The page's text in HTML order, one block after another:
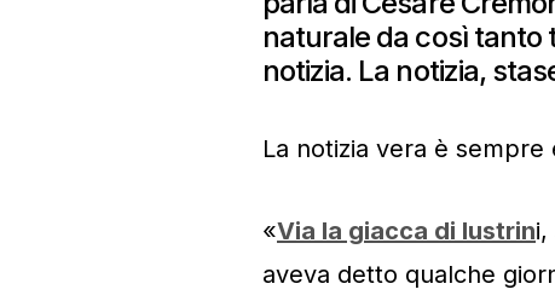
naturale da così tanto
notizia. La notizia,
La notizia vera è sempre
«Via la giacca di lustrini,
aveva detto qualche